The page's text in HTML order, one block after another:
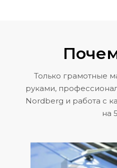
Только грамотные
руками,
Nordberg и работа с
на